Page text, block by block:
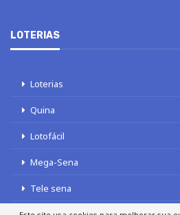
LOTERIAS
Loterias
Quina
Lotofácil
Mega-Sena
Tele sena